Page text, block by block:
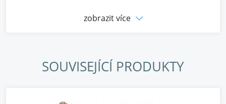
zobrazit více
SOUVISEJÍCÍ PRODUKTY